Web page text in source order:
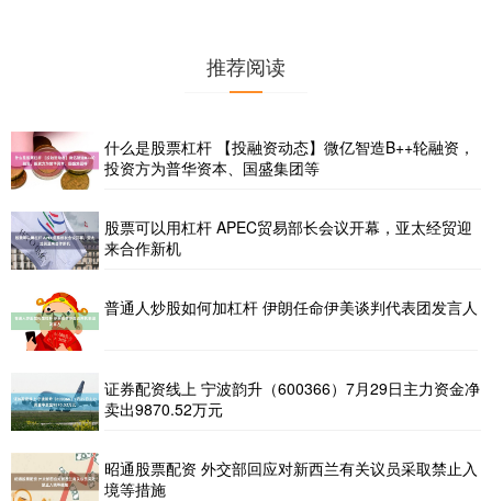
推荐阅读
什么是股票杠杆 【投融资动态】微亿智造B++轮融资，
投资方为普华资本、国盛集团等
股票可以用杠杆 APEC贸易部长会议开幕，亚太经贸迎
来合作新机
普通人炒股如何加杠杆 伊朗任命伊美谈判代表团发言人
证券配资线上 宁波韵升（600366）7月29日主力资金净
卖出9870.52万元
昭通股票配资 外交部回应对新西兰有关议员采取禁止入
境等措施